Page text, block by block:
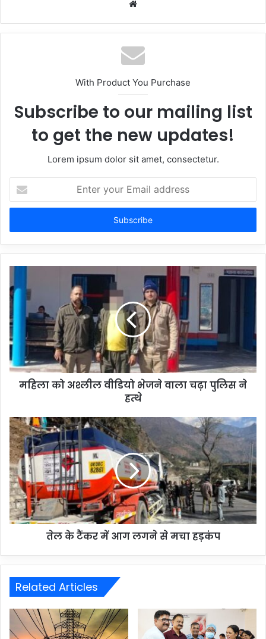
Website
With Product You Purchase
Subscribe to our mailing list
to get the new updates!
Lorem ipsum dolor sit amet, consectetur.
Enter
your
Email
महिला को अश्लील वीडियो भेजने वाला चढ़ा पुलिस ने
हत्थे
तेल के टैंकर में आग लगने से मचा हड़कंप
Related Articles